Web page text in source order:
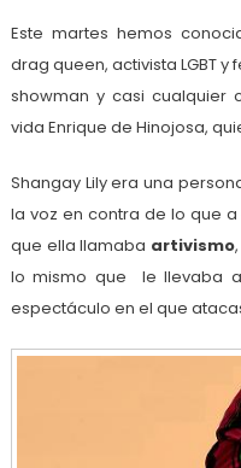
Este martes hemos
drag queen, activista LGBT
showman y casi cualquier
vida Enrique de Hinojosa,
Shangay Lily era una
la voz en contra de lo que
que ella llamaba artivismo
lo mismo que le llevaba
espectáculo en el que